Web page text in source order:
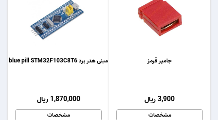
مینی هدر برد blue pill STM32F103C8T6
1,870,000 ریال
مشخصات
جامپر قرمز
3,900 ریال
مشخصات